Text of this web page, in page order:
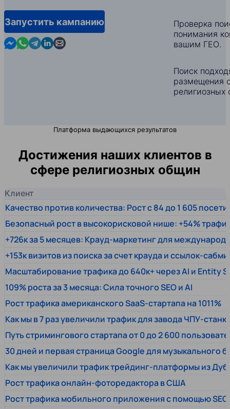
Запустить кампанию
Contact us in Messenger
Contact us in WhatsApp
Contact us in Telegram
Contact us in Linkedin
Contact us by email
Проверка
понимания
вашим ГЕО.
Поиск
размещения
религиозных
Платформа выдающихся результатов
Достижения наших клиентов в
сфере религиозных общин
Клиент
Качество против количества: Рост с 84 до 1 605
Безопасный рост в высокорисковой нише: +54%
+726к за 5 месяцев: Крауд-маркетинг для
+153к визитов из поиска за счет крауда и ссылок-
Масштабирование трафика до 640к+ через AI и Entity
109% роста за 3 месяца: Сила точного SEO и AI
Рост трафика американского SaaS-стартапа на 1011%
Как мы в 7 раз увеличили трафик для завода ЧПУ-
Путь стримингового стартапа от 0 до 2 600
30 дней и первая страница Google для музыкального
Как мы увеличили трафик трейдинг-платформы из
Рост трафика онлайн-фоторедактора в США
Рост трафика мобильного приложения с помощью SEO